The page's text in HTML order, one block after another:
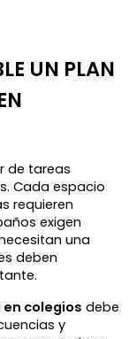
UN PLAN
de tareas
Cada espacio
requieren
exigen
una
deben
colegios debe
y